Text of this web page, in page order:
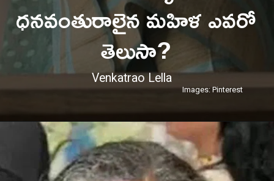
ధనవంతురాలైన మహిళ ఎవరో
తెలుసా?
Venkatrao Lella
Images: Pinterest